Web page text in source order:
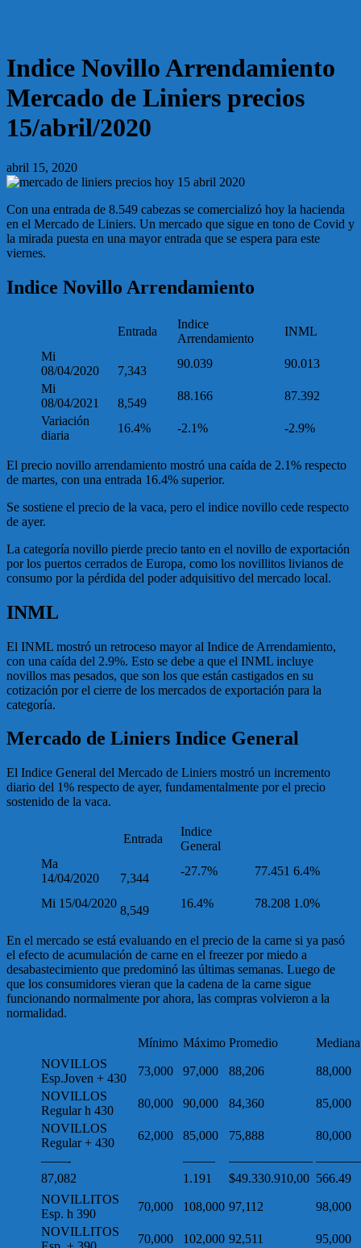
Indice Novillo Arrendamiento
Mercado de Liniers precios
15/abril/2020
abril 15, 2020
Con una entrada de 8.549 cabezas se comercializó hoy la hacienda
en el Mercado de Liniers. Un mercado que sigue en tono de Covid y
la mirada puesta en una mayor entrada que se espera para este
viernes.
Indice Novillo Arrendamiento
Entrada
Indice
Arrendamiento
INML
Mi
08/04/2020
7,343
90.039
90.013
Mi
08/04/2021
8,549
88.166
87.392
Variación
diaria
16.4% -2.1% -2.9%
El precio novillo arrendamiento mostró una caída de 2.1% respecto
de martes, con una entrada 16.4% superior.
Se sostiene el precio de la vaca, pero el indice novillo cede respecto
de ayer.
La categoría novillo pierde precio tanto en el novillo de exportación
por los puertos cerrados de Europa, como los novillitos livianos de
consumo por la pérdida del poder adquisitivo del mercado local.
INML
El INML mostró un retroceso mayor al Indice de Arrendamiento,
con una caída del 2.9%. Esto se debe a que el INML incluye
novillos mas pesados, que son los que están castigados en su
cotización por el cierre de los mercados de exportación para la
categoría.
Mercado de Liniers Indice General
El Indice General del Mercado de Liniers mostró un incremento
diario del 1% respecto de ayer, fundamentalmente por el precio
sostenido de la vaca.
Entrada
Indice
General
Ma
14/04/2020
7,344
-27.7% 77.451 6.4%
Mi 15/04/2020
8,549
16.4% 78.208 1.0%
En el mercado se está evaluando en el precio de la carne si ya pasó
el efecto de acumulación de carne en el freezer por miedo a
desabastecimiento que predominó las últimas semanas. Luego de
que los consumidores vieran que la cadena de la carne sigue
funcionando normalmente por ahora, las compras volvieron a la
normalidad.
Mínimo Máximo Promedio
Mediana
NOVILLOS
Esp.Joven + 430
73,000 97,000 88,206
88,000
NOVILLOS
Regular h 430
80,000 90,000 84,360
85,000
NOVILLOS
Regular + 430
62,000 85,000 75,888
80,000
——-
——– ——————–
87,082
1.191 $49.330.910,00 566.49
NOVILLITOS
Esp. h 390
70,000 108,000 97,112
98,000
NOVILLITOS
70,000 102,000 92,511 95,000